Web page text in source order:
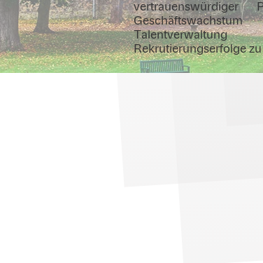
vertrauenswürdiger
Rekrutierungserfolge zu